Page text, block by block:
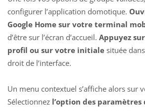
configurer l’application domotique.
Google Home sur votre terminal
d’être sur l’écran d’accueil. Appuyez
profil ou sur votre initiale située
droit de l’interface.
Un menu contextuel s’affiche alors sur
Sélectionnez l’option des paramètres